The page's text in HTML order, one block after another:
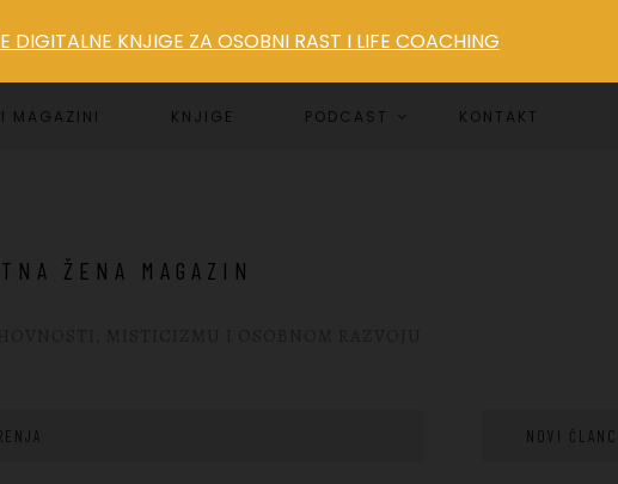
MAGAZINI KNJIGE PODCAST KONTAKT
ŽENA MAGAZIN
NOVI
KNJIGE ZA OSOBNI RAST I LIFE COACHING